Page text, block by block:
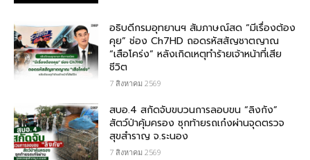
อธิบดีกรมอุทยานฯ สัมภาษณ์สด “มีเรื่องต้อง
คุย” ช่อง Ch7HD ถอดรหัสสัญชาตญาณ
“เสือโคร่ง” หลังเกิดเหตุทำร้ายเจ้าหน้าที่เสีย
ชีวิต
7 สิงหาคม 2569
สบอ.4 สกัดจับขบวนการลอบขน “ลิงกัง”
สัตว์ป่าคุ้มครอง ซุกท้ายรถเก๋งผ่านจุดตรวจ
สุขสำราญ จ.ระนอง
7 สิงหาคม 2569